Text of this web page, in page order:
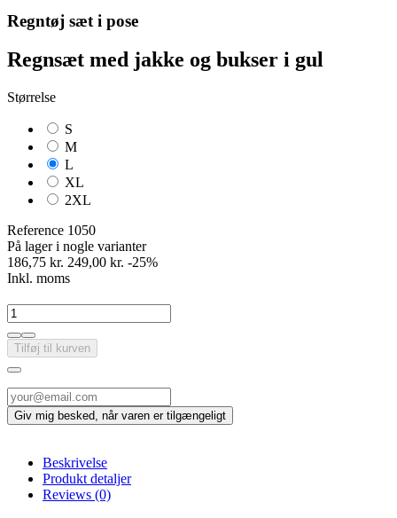
Regntøj sæt i pose
Regnsæt med jakke og bukser i gul
Størrelse
S
M
L
XL
2XL
Reference 1050
På lager i nogle varianter
186,75 kr. 249,00 kr. -25%
Inkl. moms
Tilføj til kurven
Beskrivelse
Produkt detaljer
Reviews (0)